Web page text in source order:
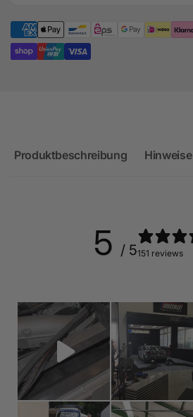
Produktbeschreibung Hinweise
5 / 5151 reviews